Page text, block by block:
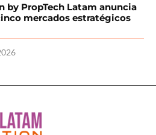
by PropTech Latam anuncia
mercados estratégicos